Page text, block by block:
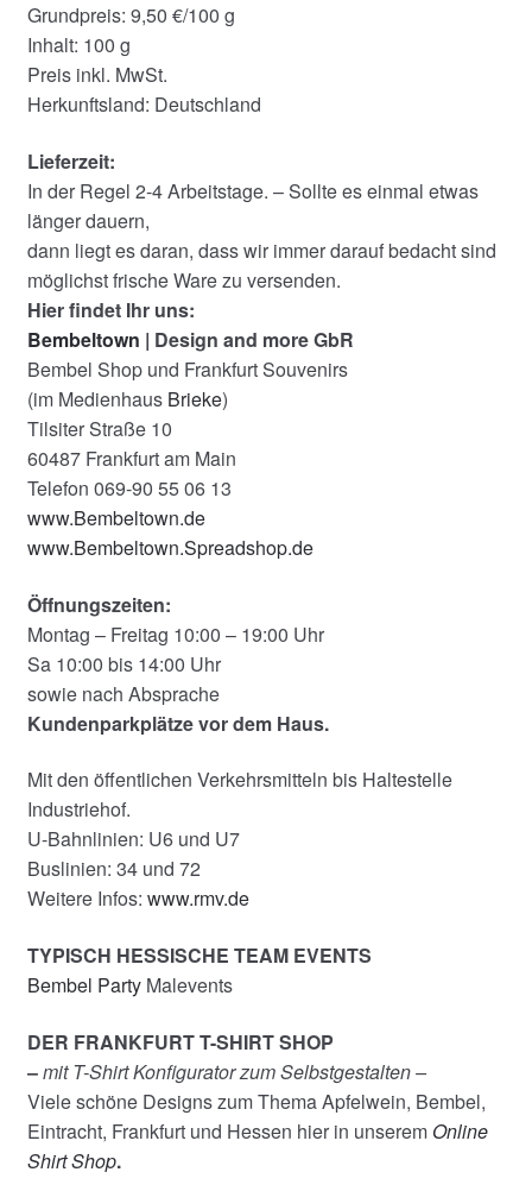
Grundpreis: 9,50 €/100 g
Inhalt: 100 g
Preis inkl. MwSt.
Herkunftsland: Deutschland
Lieferzeit:
In der Regel 2-4 Arbeitstage. – Sollte es einmal etwas
länger dauern,
dann liegt es daran, dass wir immer darauf bedacht sind
möglichst frische Ware zu versenden.
Hier findet Ihr uns:
Bembeltown | Design and more GbR
Bembel Shop und Frankfurt Souvenirs
(im Medienhaus Brieke)
Tilsiter Straße 10
60487 Frankfurt am Main
Telefon 069-90 55 06 13
www.Bembeltown.de
www.Bembeltown.Spreadshop.de
Öffnungszeiten:
Montag – Freitag 10:00 – 19:00 Uhr
Sa 10:00 bis 14:00 Uhr
sowie nach Absprache
Kundenparkplätze vor dem Haus.
Mit den öffentlichen Verkehrsmitteln bis Haltestelle
Industriehof.
U-Bahnlinien: U6 und U7
Buslinien: 34 und 72
Weitere Infos: www.rmv.de
TYPISCH HESSISCHE TEAM EVENTS
Bembel PartyMalevents
DER FRANKFURT T-SHIRT SHOP
–mit T-Shirt Konfigurator zum Selbstgestalten –
Viele schöne Designs zum Thema Apfelwein, Bembel,
Eintracht, Frankfurt und Hessen hier in unserem Online
Shirt Shop.